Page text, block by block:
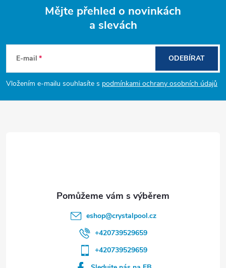
p
Mějte přehled o novinkách
a slevách
E-mail
Vložením e-mailu souhlasíte s podmínkami ochrany osobních údajů
ODEBÍRAT
eshop@crystalpool.cz
+420739529659
+420739529659